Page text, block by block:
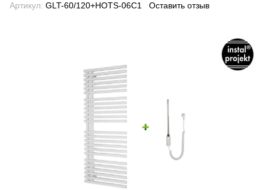
Артикул: GLT-60/120+HOTS-06C1 Оставить отзыв